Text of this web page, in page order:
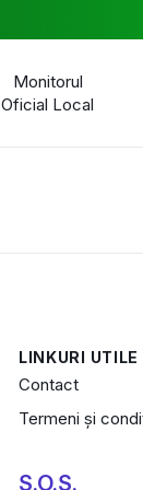
Monitorul
Oficial Local
LINKURI UTILE
Contact
Termeni și
S.O.S.